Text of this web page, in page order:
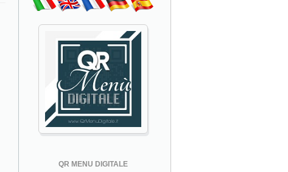
QR MENU DIGITALE